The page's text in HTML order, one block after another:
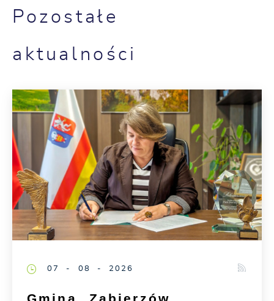
Pozostałe
aktualności
07 - 08 - 2026